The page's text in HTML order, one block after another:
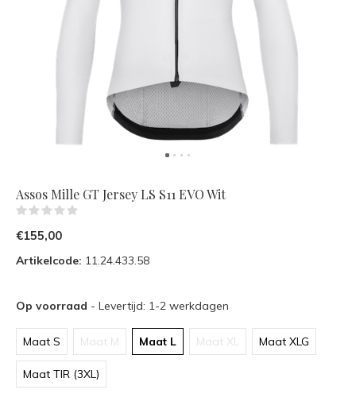
Assos Mille GT Jersey LS S11 EVO Wit
€155,00
Artikelcode: 11.24.433.58
Op voorraad - Levertijd: 1-2 werkdagen
Maat S Maat M Maat L Maat XL Maat XLG
Maat TIR (3XL)